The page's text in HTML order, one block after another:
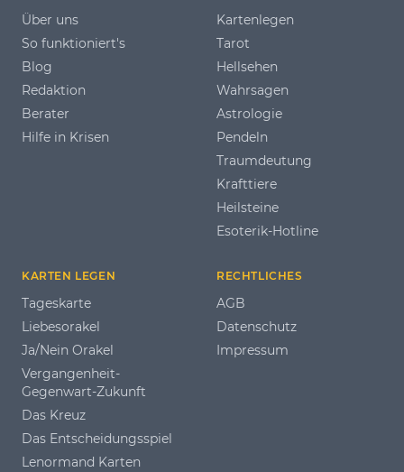
Über uns
So funktioniert's
Blog
Redaktion
Berater
Hilfe in Krisen
Kartenlegen
Tarot
Hellsehen
Wahrsagen
Astrologie
Pendeln
Traumdeutung
Krafttiere
Heilsteine
Esoterik-Hotline
KARTEN LEGEN
Tageskarte
Liebesorakel
Ja/Nein Orakel
Vergangenheit-
Gegenwart-Zukunft
Das Kreuz
Das Entscheidungsspiel
Lenormand Karten
RECHTLICHES
AGB
Datenschutz
Impressum